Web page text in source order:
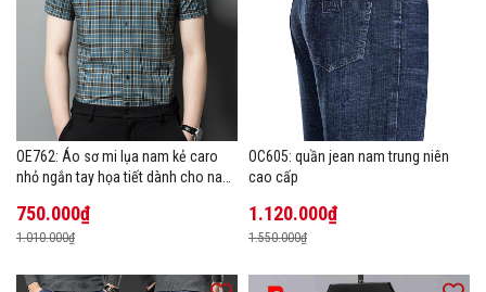
OE762: Áo sơ mi lụa nam kẻ caro
nhỏ ngắn tay họa tiết dành cho nam
750.000₫
1.010.000₫
OC605: quần jean nam trung niên
cao cấp
1.120.000₫
1.550.000₫